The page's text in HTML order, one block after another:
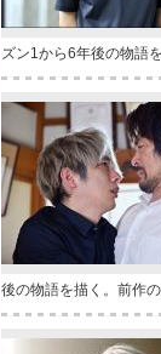
ズン1から6年後の物語
後の物語を描く。前作